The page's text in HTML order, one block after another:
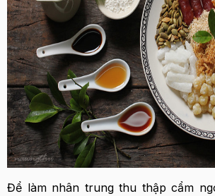
Để làm nhân trung thu thập cẩm